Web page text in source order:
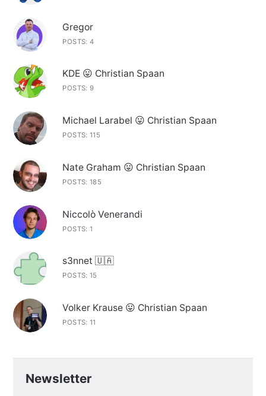
Gregor
POSTS: 4
KDE 😛 Christian Spaan
POSTS: 9
Michael Larabel 😛 Christian Spaan
POSTS: 115
Nate Graham 😛 Christian Spaan
POSTS: 185
Niccolò Venerandi
POSTS: 1
s3nnet 🇺🇦
POSTS: 15
Volker Krause 😛 Christian Spaan
POSTS: 11
Newsletter